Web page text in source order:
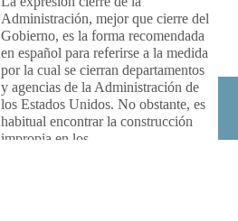
Administración, mejor que cierre del
Gobierno, es la forma recomendada
en español para referirse a la medida
por la cual se cierran departamentos
y agencias de la Administración de
los Estados Unidos. No obstante, es
habitual encontrar la construcción
impropia en los...